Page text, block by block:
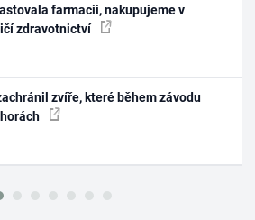
farmacii, nakupujeme v
zdravotnictví
zvíře, které během závodu